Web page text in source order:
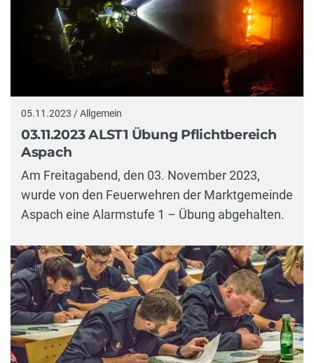
05.11.2023 / Allgemein
03.11.2023 ALST1 Übung Pflichtbereich
Aspach
Am Freitagabend, den 03. November 2023,
wurde von den Feuerwehren der Marktgemeinde
Aspach eine Alarmstufe 1 – Übung abgehalten.